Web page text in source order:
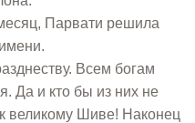
Парвати решила
Всем богам
Да и кто бы из них не
великому Шиве! Наконец